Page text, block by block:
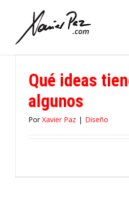
contenido
Qué ideas
algunos
PorXavier Paz | Diseño